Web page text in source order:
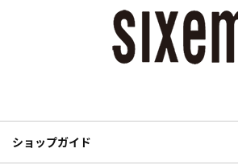
ショップガイド